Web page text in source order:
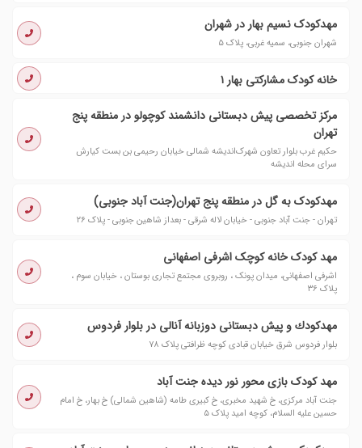
مهدکودک نسیم بهار در شهران
شهران جنوبی، سمیه غربی، پلاک ۵
خانه کودک مشارکتی بهار ۱
مرکز تخصصی پیش دبستانی دانشمند کوچولو در منطقه پنج
تهران
حکیم غرب بلوار تعاون شهرک‌اندیشه شمالی خیابان رحیمی بن بست کیارش
سرای محله اندیشه
مهدکودک به گل در منطقه پنج تهران(جنت آباد جنوبی)
تهران - جنت آباد جنوبی - خیابان لاله شرقی - بعداز شاهین جنوبی - پلاک ۲۶
مهد کودک خانه کوچک اشرفی اصفهانی
اشرفی اصفهانی، میدان پونک ، روبروی مجتمع تجاری بوستان ، خیابان سوم ،
پلاک ۳۶
مهدكودك و پیش دبستانی دوزبانه آنالی در بلوار فردوس
بلوار فردوس شرق خیابان قبادی کوچه ظرافتی پلاک ٧٨
مهد کودک بازی محور نور دیده جنت آباد
جنت آباد مرکزی، خ شهید مخبری، خ کبیری طامه (شاهین شمالی) خ بهار، خ امام
حسین علیه السلام، کوچه امید پلاک ۵